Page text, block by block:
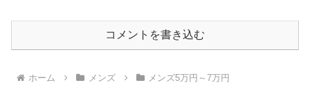
コメントを書き込む
ホーム メンズ メンズ5万円～7万円